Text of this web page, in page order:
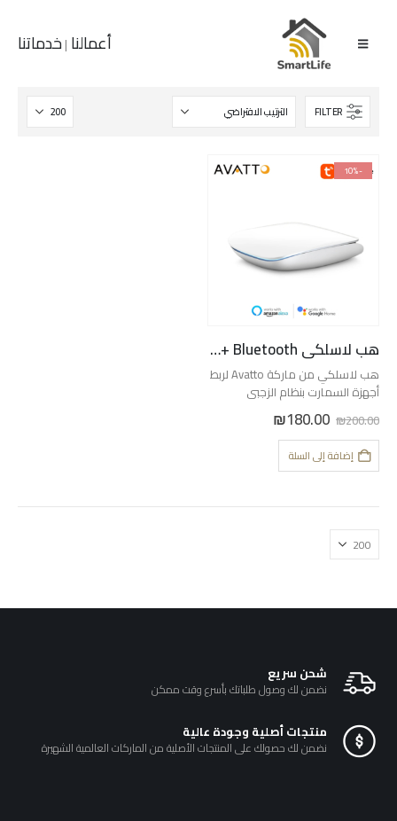
أعمالنا |خدماتنا
FILTER
-10%
هب لاسلكي Avatto Zigbee + Bluetooth
هب لاسلكي من ماركة Avatto لربط
أجهزة السمارت بنظام الزجبي
والبلوتوث بالإنترنت للتحكم من
الجوال₪200.00 السعر
الأصلي
هو:
₪200.00.
₪180.00 السعر
الحالي
إضافة إلى السلة
شحن سريع
نضمن لك وصول طلباتك بأسرع وقت ممكن
منتجات أصلية وجودة عالية
نضمن لك حصولك على المنتجات الأصلية من الماركات العالمية الشهيرة